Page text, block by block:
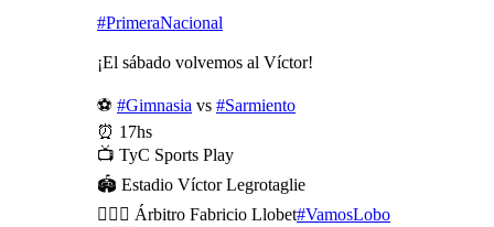
#PrimeraNacional
¡El sábado volvemos al Víctor!
⚽ #Gimnasia vs #Sarmiento
⏰ 17hs
📺 TyC Sports Play
🏟 Estadio Víctor Legrotaglie
🙋🏻‍♂️ Árbitro Fabricio Llobet#VamosLobo